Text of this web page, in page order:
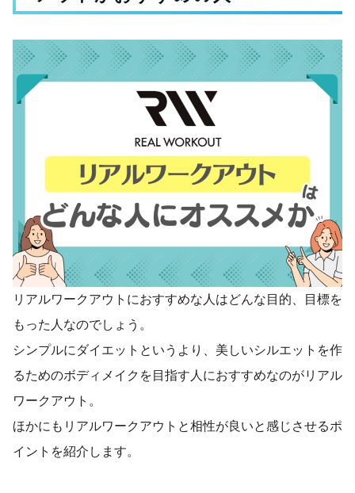
リアルワークアウトにおすすめな人はどんな目的、目標を
もった人なのでしょう。
シンプルにダイエットというより、美しいシルエットを作
るためのボディメイクを目指す人におすすめなのがリアル
ワークアウト。
ほかにもリアルワークアウトと相性が良いと感じさせるポ
イントを紹介します。